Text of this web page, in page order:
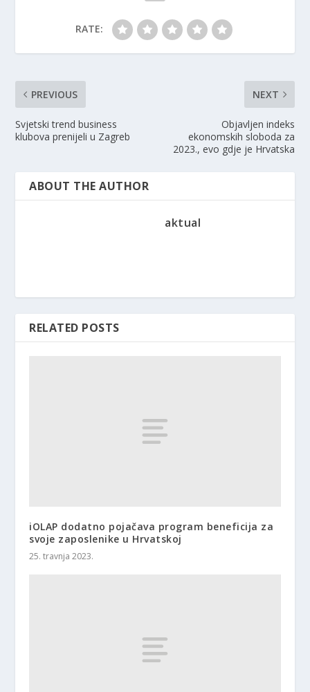
RATE:
PREVIOUS
Svjetski trend business
klubova prenijeli u Zagreb
NEXT
Objavljen indeks
ekonomskih sloboda za
2023., evo gdje je Hrvatska
ABOUT THE AUTHOR
aktual
RELATED POSTS
iOLAP dodatno pojačava program beneficija za
svoje zaposlenike u Hrvatskoj
25. travnja 2023.